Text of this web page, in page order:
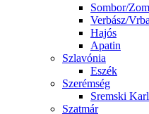
Sombor/
Verbász/
Hajós
Apatin
Szlavónia
Eszék
Szerémség
Sremski
Szatmár